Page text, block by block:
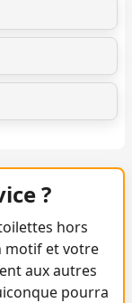
?
hors
motif et votre
aux autres
pourra